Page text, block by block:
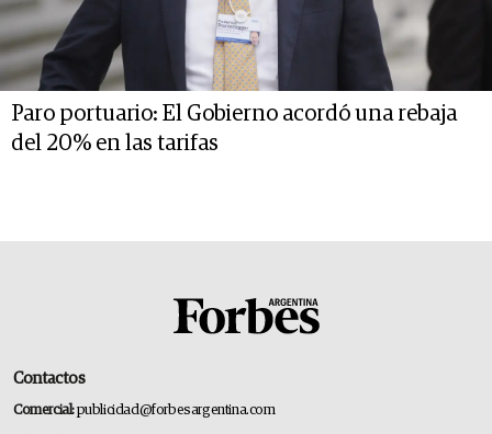
Paro portuario: El Gobierno acordó una rebaja
del 20% en las tarifas
Contactos
Comercial:publicidad@forbesargentina.com